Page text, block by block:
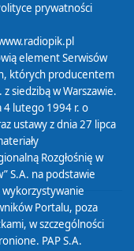
prywatności
element Serwisów
których producentem
siedzibą w Warszawie.
4 lutego 1994 r. o
ustawy z dnia 27 lipca
Rozgłośnię w
S.A. na podstawie
Portalu, poza
w szczególności
PAP S.A.